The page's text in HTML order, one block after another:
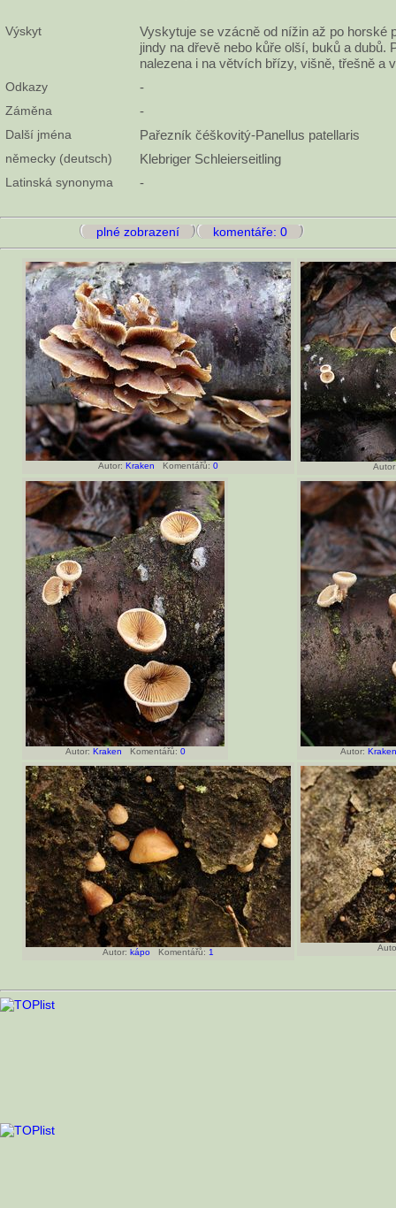
Výskyt
Vyskytuje se vzácně od nížin až po horské
jindy na dřevě nebo kůře olší, buků a dubů.
nalezena i na větvích břízy, višně, třešně a
Odkazy -
Záměna -
Další jména Pařezník čéškovitý-Panellus patellaris
německy (deutsch) Klebriger Schleierseitling
Latinská synonyma -